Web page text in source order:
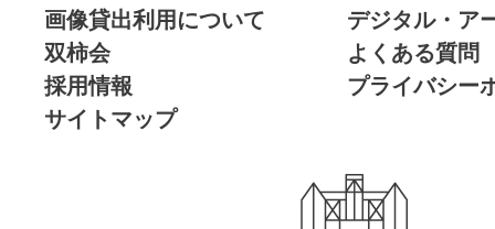
画像貸出利用について
デジタル・ア
双柿会
よくある質問
採用情報
プライバシー
サイトマップ